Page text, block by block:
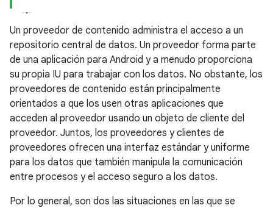
Un proveedor de contenido administra el acceso a un
repositorio central de datos. Un proveedor forma parte
de una aplicación para Android y a menudo proporciona
su propia IU para trabajar con los datos. No obstante, los
proveedores de contenido están principalmente
orientados a que los usen otras aplicaciones que
acceden al proveedor usando un objeto de cliente del
proveedor. Juntos, los proveedores y clientes de
proveedores ofrecen una interfaz estándar y uniforme
para los datos que también manipula la comunicación
entre procesos y el acceso seguro a los datos.
Por lo general, son dos las situaciones en las que se